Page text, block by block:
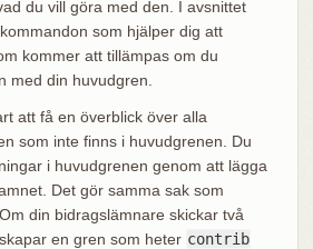
du vill göra med den. I avsnittet
som hjälper dig att
kommer att tillämpas om du
med din huvudgren.
att få en överblick över alla
som inte finns i huvudgrenen. Du
i huvudgrenen genom att lägga
Det gör samma sak som
Om din bidragslämnare skickar två
en gren som heter contrib